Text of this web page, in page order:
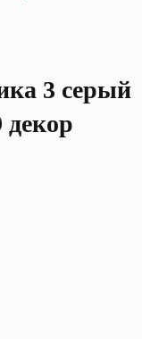
3 серый
декор